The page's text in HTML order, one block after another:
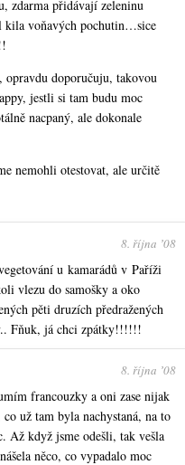
zdarma přidávají zeleninu
kila voňavých pochutin…sice
opravdu doporučuju, takovou
jestli si tam budu moc
nacpaný, ale dokonale
nemohli otestovat, ale určitě
8. října ʼ08
u kamarádů v Paříži
vlezu do samošky a oko
pěti druzích předražených
Fňuk, já chci zpátky!!!!!!
8. října ʼ08
francouzky a oni zase nijak
už tam byla nachystaná, na to
Až když jsme odešli, tak vešla
něco, co vypadalo moc